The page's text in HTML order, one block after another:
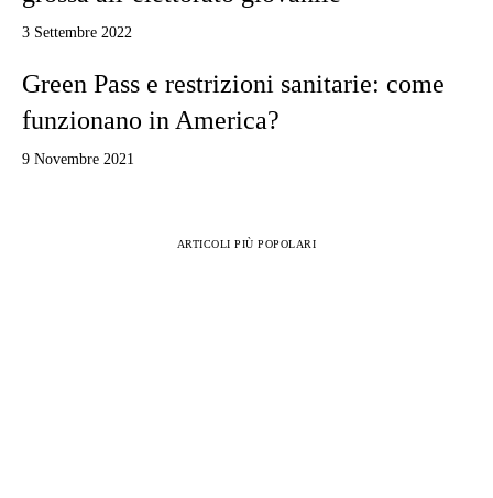
3 Settembre 2022
Green Pass e restrizioni sanitarie: come
funzionano in America?
9 Novembre 2021
ARTICOLI PIÙ POPOLARI